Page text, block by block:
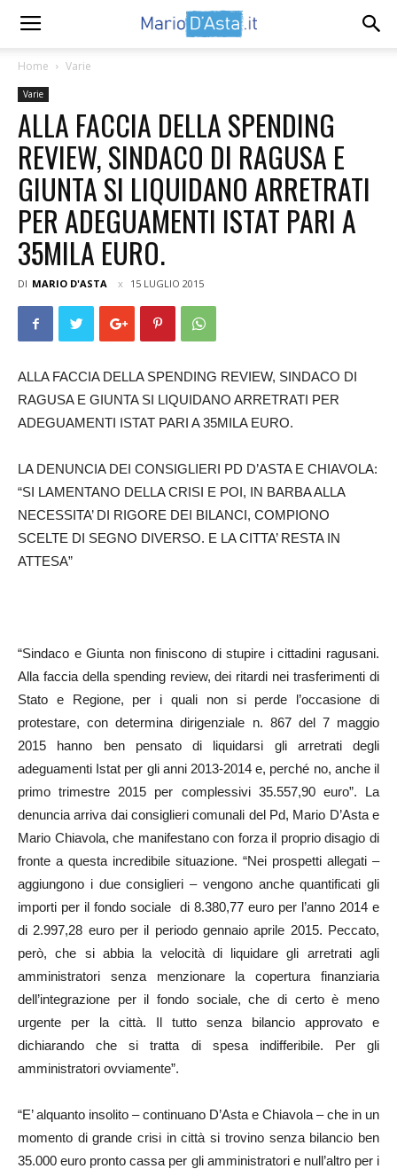
Home Varie
Varie
ALLA FACCIA DELLA SPENDING
REVIEW, SINDACO DI RAGUSA E
GIUNTA SI LIQUIDANO ARRETRATI
PER ADEGUAMENTI ISTAT PARI A
35MILA EURO.
DI MARIO D'ASTA 15 LUGLIO 2015
ALLA FACCIA DELLA SPENDING REVIEW, SINDACO DI
RAGUSA E GIUNTA SI LIQUIDANO ARRETRATI PER
ADEGUAMENTI ISTAT PARI A 35MILA EURO.
LA DENUNCIA DEI CONSIGLIERI PD D’ASTA E CHIAVOLA:
“SI LAMENTANO DELLA CRISI E POI, IN BARBA ALLA
NECESSITA’ DI RIGORE DEI BILANCI, COMPIONO
SCELTE DI SEGNO DIVERSO. E LA CITTA’ RESTA IN
ATTESA”
“Sindaco e Giunta non finiscono di stupire i cittadini ragusani.
Alla faccia della spending review, dei ritardi nei trasferimenti di
Stato e Regione, per i quali non si perde l’occasione di
protestare, con determina dirigenziale n. 867 del 7 maggio
2015 hanno ben pensato di liquidarsi gli arretrati degli
adeguamenti Istat per gli anni 2013-2014 e, perché no, anche il
primo trimestre 2015 per complessivi 35.557,90 euro”. La
denuncia arriva dai consiglieri comunali del Pd, Mario D’Asta e
Mario Chiavola, che manifestano con forza il proprio disagio di
fronte a questa incredibile situazione. “Nei prospetti allegati –
aggiungono i due consiglieri – vengono anche quantificati gli
importi per il fondo sociale di 8.380,77 euro per l’anno 2014 e
di 2.997,28 euro per il periodo gennaio aprile 2015. Peccato,
però, che si abbia la velocità di liquidare gli arretrati agli
amministratori senza menzionare la copertura finanziaria
dell’integrazione per il fondo sociale, che di certo è meno
urgente per la città. Il tutto senza bilancio approvato e
dichiarando che si tratta di spesa indifferibile. Per gli
amministratori ovviamente”.
“E’ alquanto insolito – continuano D’Asta e Chiavola – che in un
momento di grande crisi in città si trovino senza bilancio ben
35.000 euro pronto cassa per gli amministratori e null’altro per i